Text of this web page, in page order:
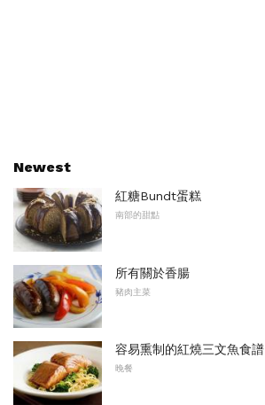
Newest
紅糖Bundt蛋糕
南部的甜點
所有關於香腸
豬肉主菜
容易熏制的紅燒三文魚食譜
晚餐